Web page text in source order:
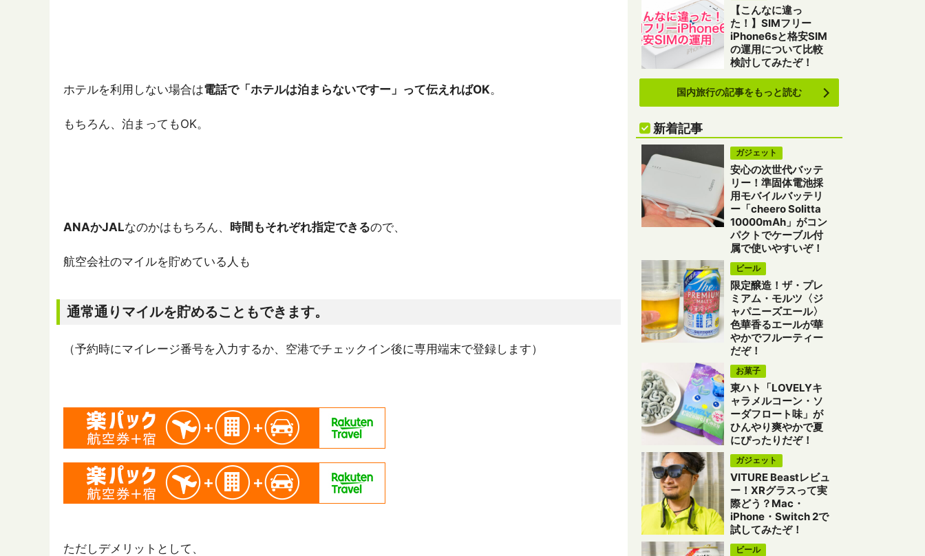
ホテルを利用しない場合は電話で「ホテルは泊まらないですー」って伝えればOK。
もちろん、泊まってもOK。
ANAかJALなのかはもちろん、 時間もそれぞれ指定できるので、
航空会社のマイルを貯めている人も
通常通りマイルを貯めることもできます。
（予約時にマイレージ番号を入力するか、空港でチェックイン後に専用端末で登録します）
ただしデメリットとして、
【こんなに違っ
た！】SIMフリー
iPhone6sと格安SIM
の運用について比較
検討してみたぞ！
国内旅行の記事をもっと読む
新着記事
ガジェット
安心の次世代バッテ
リー！準固体電池採
用モバイルバッテリ
ー「cheero Solitta
10000mAh」がコン
パクトでケーブル付
属で使いやすいぞ！
ビール
限定醸造！ザ・プレ
ミアム・モルツ〈ジ
ャパニーズエール〉
色華香るエールが華
やかでフルーティー
だぞ！
お菓子
東ハト「LOVELYキ
ャラメルコーン・ソ
ーダフロート味」が
ひんやり爽やかで夏
にぴったりだぞ！
ガジェット
VITURE Beastレビュ
ー！XRグラスって実
際どう？Mac・
iPhone・Switch 2で
試してみたぞ！
ビール